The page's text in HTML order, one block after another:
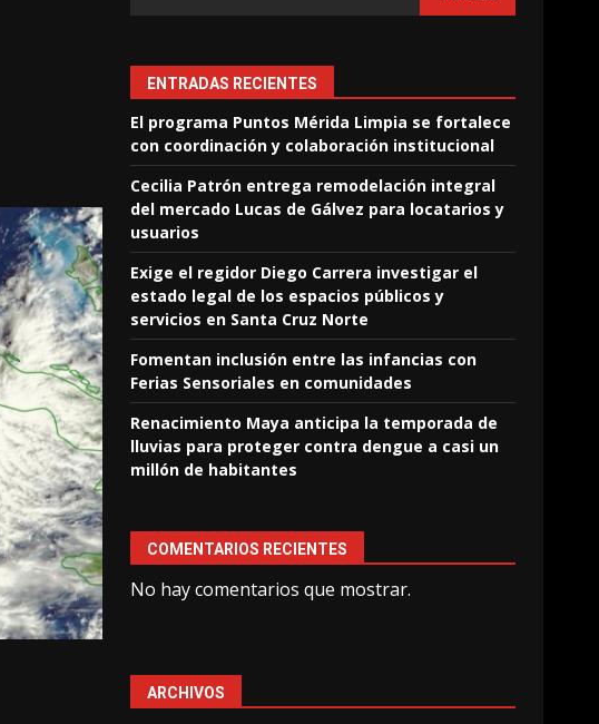
ENTRADAS RECIENTES
El programa Puntos Mérida Limpia se fortalece
con coordinación y colaboración institucional
Cecilia Patrón entrega remodelación integral
del mercado Lucas de Gálvez para locatarios y
usuarios
Exige el regidor Diego Carrera investigar el
estado legal de los espacios públicos y
servicios en Santa Cruz Norte
Fomentan inclusión entre las infancias con
Ferias Sensoriales en comunidades
Renacimiento Maya anticipa la temporada de
lluvias para proteger contra dengue a casi un
millón de habitantes
COMENTARIOS RECIENTES
No hay comentarios que mostrar.
ARCHIVOS